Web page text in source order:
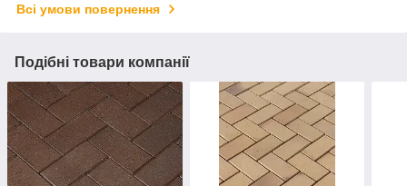
Всі умови повернення
Подібні товари компанії